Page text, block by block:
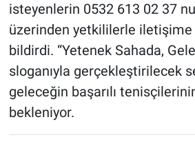
isteyenlerin 0532 613 02 37
üzerinden yetkililerle
bildirdi. “Yetenek Sahada,
sloganıyla gerçekleştirilecek
geleceğin başarılı
bekleniyor.